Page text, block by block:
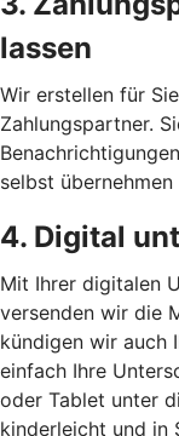
lassen
Wir erstellen für
Zahlungspartner.
selbst
4. Digital
Mit Ihrer digitalen
versenden wir die
kündigen wir auch
einfach Ihre
oder Tablet unter
kinderleicht und in